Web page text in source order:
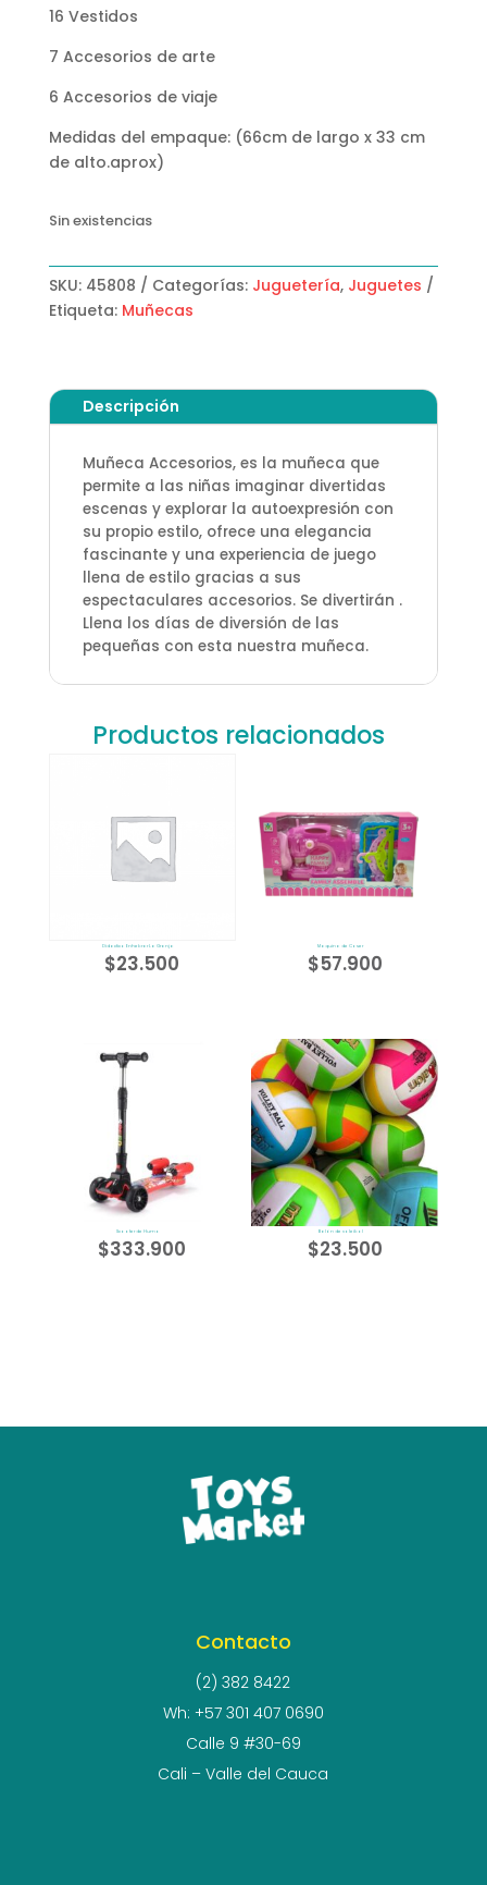
16 Vestidos
7 Accesorios de arte
6 Accesorios de viaje
Medidas del empaque: (66cm de largo x 33 cm
de alto.aprox)
Sin existencias
SKU: 45808 Categorías: Juguetería, Juguetes
Etiqueta: Muñecas
Descripción
Muñeca Accesorios, es la muñeca que
permite a las niñas imaginar divertidas
escenas y explorar la autoexpresión con
su propio estilo, ofrece una elegancia
fascinante y una experiencia de juego
llena de estilo gracias a sus
espectaculares accesorios. Se divertirán .
Llena los días de diversión de las
pequeñas con esta nuestra muñeca.
Productos relacionados
Didactico Enhebrar La Granja
$23.500
Maquina de Coser
$57.900
Scooter de Humo
$333.900
Balón de voleibol
$23.500
Contacto
(2) 382 8422
Wh: +57 301 407 0690
Calle 9 #30-69
Cali – Valle del Cauca